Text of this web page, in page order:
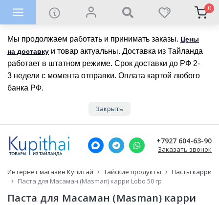
Мы продолжаем работать и принимать заказы. Цены
на доставку и товар актуальны. Доставка из Тайланда
работает в штатном режиме. Срок доставки до РФ 2-
3 недели с момента отправки. Оплата картой любого
банка РФ.
Закрыть
0
+7927 604-63-90
Заказать звонок
Интернет магазин Купитай Тайские продукты
Пасты карри
Паста для Масаман (Masman) карри Lobo 50 гр
Паста для Масаман (Masman) карри